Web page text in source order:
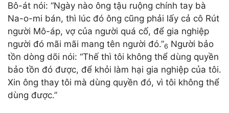
Bô-át nói: “Ngày nào ông tậu ruộng chính tay bà
Na-o-mi bán, thì lúc đó ông cũng phải lấy cả cô Rút
người Mô-áp, vợ của người quá cố, để gia nghiệp
người đó mãi mãi mang tên người đó.”6 Người bảo
tồn dòng dõi nói: “Thế thì tôi không thể dùng quyền
bảo tồn đó được, để khỏi làm hại gia nghiệp của tôi.
Xin ông thay tôi mà dùng quyền đó, vì tôi không thể
dùng được.”